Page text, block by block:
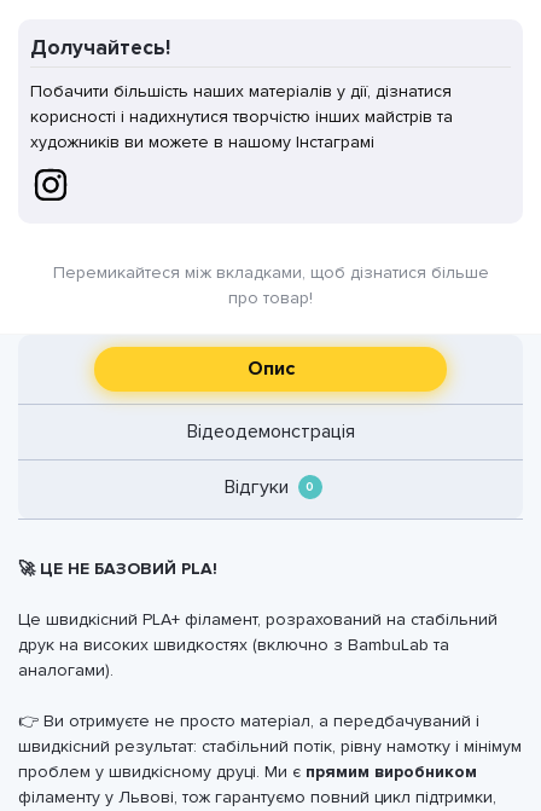
Долучайтесь!
Побачити більшість наших матеріалів у дії, дізнатися
корисності і надихнутися творчістю інших майстрів та
художників ви можете в нашому Інстаграмі
Перемикайтеся між вкладками, щоб дізнатися більше
про товар!
Опис
Відеодемонстрація
Відгуки 0
🚀 ЦЕ НЕ БАЗОВИЙ PLA!
Це швидкісний PLA+ філамент, розрахований на стабільний
друк на високих швидкостях (включно з BambuLab та
аналогами).
👉 Ви отримуєте не просто матеріал, а передбачуваний і
швидкісний результат: стабільний потік, рівну намотку і мінімум
проблем у швидкісному друці. Ми є прямим виробником
філаменту у Львові, тож гарантуємо повний цикл підтримки,